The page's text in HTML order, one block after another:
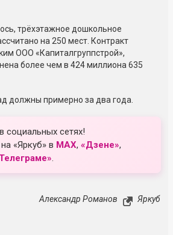
трёхэтажное дошкольное
на 250 мест. Контракт
ООО «Капиталгруппстрой»,
более чем в 424 миллиона 635
должны примерно за два года.
социальных сетях!
«Яркуб» в MAX, «Дзене»,
.
Александр Романов Яркуб